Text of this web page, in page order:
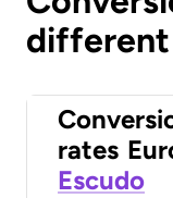
rates
Escudo